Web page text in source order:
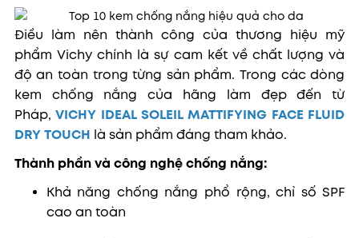
Điều làm nên thành công của thương hiệu mỹ
phẩm Vichy chính là sự cam kết về chất lượng và
độ an toàn trong từng sản phẩm. Trong các dòng
kem chống nắng của hãng làm đẹp đến từ
Pháp,VICHY IDEAL SOLEIL MATTIFYING FACE FLUID
DRY TOUCH là sản phẩm đáng tham khảo.
Thành phần và công nghệ chống nắng:
Khả năng chống nắng phổ rộng, chỉ số SPF
cao an toàn